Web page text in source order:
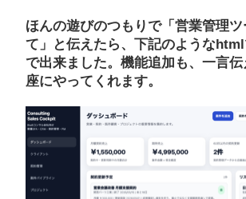
ほんの遊びのつもりで「営業管理ツ
て」と伝えたら、下記のような
で出来ました。機能追加も、一言
座にやってくれます。